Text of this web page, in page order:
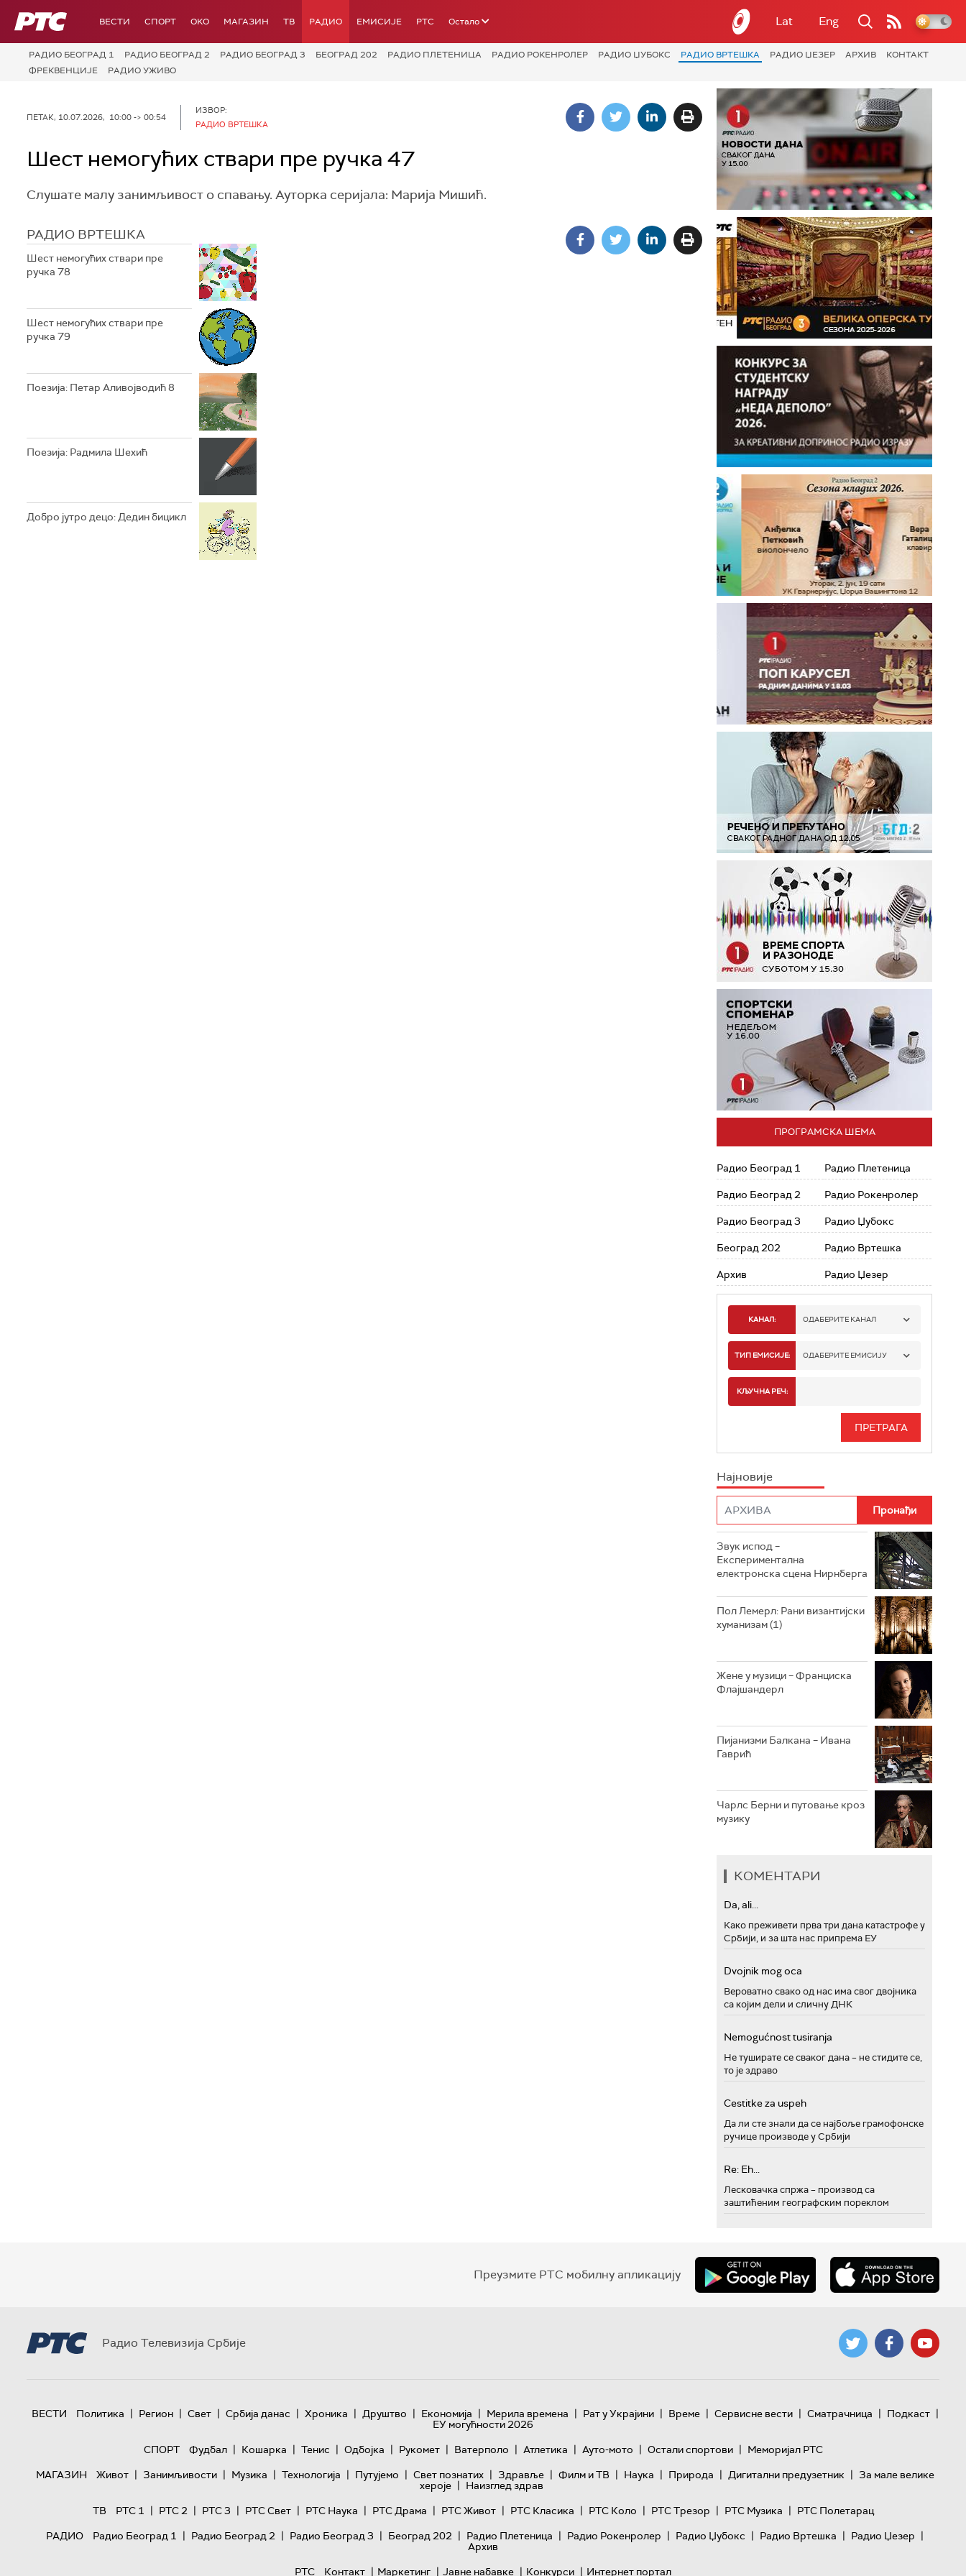
РТС ВЕСТИ СПОРТ OKO МАГАЗИН ТВ РАДИО ЕМИСИЈЕ РТС Остало Lat Eng
РАДИО БЕОГРАД 1 РАДИО БЕОГРАД 2 РАДИО БЕОГРАД 3 БЕОГРАД 202 РАДИО ПЛЕТЕНИЦА РАДИО РОКЕНРОЛЕР РАДИО ЏУБОКС РАДИО ВРТЕШКА РАДИО ЏЕЗЕР АРХИВ
КОНТАКТ
ФРЕКВЕНЦИЈЕ
РАДИО УЖИВО
ПЕТАК, 10.07.2026, 10:00 -> 00:54
ИЗВОР:
РАДИО ВРТЕШКА
Шест немогућих ствари пре ручка 47
Слушате малу занимљивост о спавању. Ауторка серијала: Марија Мишић.
РАДИО ВРТЕШКА
Шест немогућих ствари пре
ручка 78
Шест немогућих ствари пре
ручка 79
Поезија: Петар Аливојводић 8
Поезија: Радмила Шехић
Добро јутро децо: Дедин бицикл
ПРОГРАМСКА ШЕМА
Радио Београд 1
Радио Београд 2
Радио Београд 3
Београд 202
Архив
Радио Плетеница
Радио Рокенролер
Радио Џубокс
Радио Вртешка
Радио Џезер
КАНАЛ: ОДАБЕРИТЕ КАНАЛ
РАДИО БЕОГРАД 1
РАДИО БЕОГРАД 3
РАДИО РОКЕНРОЛЕР
РАДИО ЏУБОКС
РАДИО ВРТЕШКА
РАДИО ЏЕЗЕР
ТИП ЕМИСИЈЕ: ОДАБЕРИТЕ ЕМИСИЈУ
ИНФО
КЉУЧНА РЕЧ:
Најновије
Звук испод –
Експериментална
електронска сцена Нирнберга
Пол Лемерл: Рани византијски
хуманизам (1)
Жене у музици – Франциска
Флајшандерл
Пијанизми Балкана – Ивана
Гаврић
Чарлс Берни и путовање кроз
музику
КОМЕНТАРИ
Da, ali...
Како преживети прва три дана катастрофе у
Србији, и за шта нас припрема ЕУ
Dvojnik mog oca
Вероватно свако од нас има свог двојника
са којим дели и сличну ДНК
Nemogućnost tusiranja
Не туширате се сваког дана – не стидите се,
то је здраво
Cestitke za uspeh
Да ли сте знали да се најбоље грамофонске
ручице производе у Србији
Re: Eh...
Лесковачка спржа – производ са
заштићеним географским пореклом
Преузмите РТС мобилну апликацију
Радио Телевизија Србије
ВЕСТИ Политика | Регион | Свет | Србија данас | Хроника | Друштво | Економија | Мерила времена | Рат у Украјини | Време | Сервисне вести | Сматрачница | Подкаст |
ЕУ могућности 2026
СПОРТ
Фудбал | Кошарка | Тенис | Одбојка | Рукомет | Ватерполо | Атлетика | Ауто-мото | Остали спортови | Меморијал РТС
МАГАЗИН
Живот | Занимљивости | Музика | Технологијa | Путујемо | Свет познатих | Здравље | Филм и ТВ | Наука | Природа | Дигитални предузетник | За мале велике
хероје | Наизглед здрав
ТВ
РТС 1 | РТС 2 | РТС 3 | РТС Свет | РТС Наука | РТС Драма | РТС Живот | РТС Класика | РТС Коло | РТС Трезор | РТС Музика | РТС Полетарац
РАДИО
Радио Београд 1 | Радио Београд 2 | Радио Београд 3 | Београд 202 | Радио Плетеница | Радио Рокенролер | Радио Џубокс | Радио Вртешка | Радио Џезер |
Архив
РТС
Контакт | Маркетинг | Јавне набавке | Конкурси | Интернет портал